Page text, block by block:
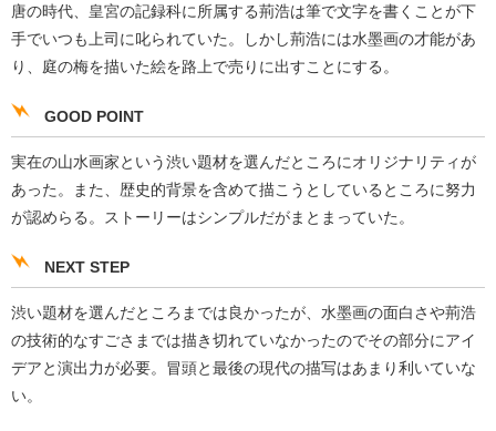
唐の時代、皇宮の記録科に所属する荊浩は筆で文字を書くことが下
手でいつも上司に叱られていた。しかし荊浩には水墨画の才能があ
り、庭の梅を描いた絵を路上で売りに出すことにする。
GOOD POINT
実在の山水画家という渋い題材を選んだところにオリジナリティが
あった。また、歴史的背景を含めて描こうとしているところに努力
が認めらる。ストーリーはシンプルだがまとまっていた。
NEXT STEP
渋い題材を選んだところまでは良かったが、水墨画の面白さや荊浩
の技術的なすごさまでは描き切れていなかったのでその部分にアイ
デアと演出力が必要。冒頭と最後の現代の描写はあまり利いていな
い。